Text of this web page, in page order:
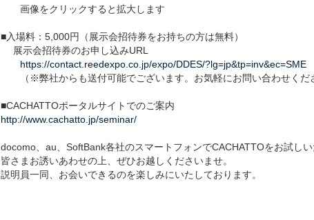
画像をクリックすると拡大します
■入場料：5,000円（展示会招待券をお持ちの方は無料）
展示会招待券のお申し込みURL
https://contact.reedexpo.co.jp/expo/DDES/?lg=jp&tp=inv&ec=SME
（※弊社からも送付可能でございます。お気軽にお問い合わせくだ
■CACHATTOポータルサイトでのご案内
http://www.cachatto.jp/seminar/
docomo、au、SoftBank各社のスマートフォンでCACHATTOをお試しい
皆さまお誘いあわせの上、ぜひお越しくださいませ。
説明員一同、お会いできるのを楽しみにいたしております。